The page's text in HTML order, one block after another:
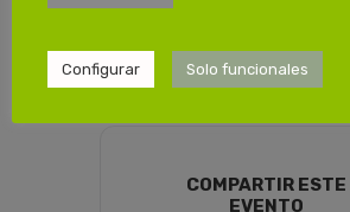
COMPARTIR ESTE
EVENTO
Configurar Solo funcionales